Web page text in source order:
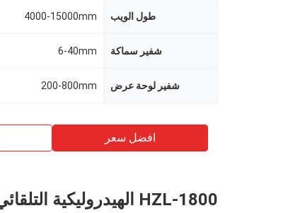
طول الويب 4000-15000mm
شفير سماكة 6-40mm
شفير لوحة عرض 200-800mm
افضل سعر